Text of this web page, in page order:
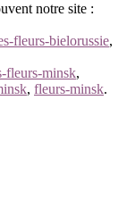
notre site :
fleurs-bielorussie,
fleurs-minsk,
, fleurs-minsk.